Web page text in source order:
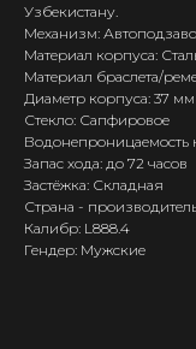
Узбекистану.
Механизм:
Материал корпуса:
Материал браслета/
Диаметр корпуса: 37 мм
Стекло: Сапфировое
Водонепроницаемость
Запас хода: до 72 часов
Застёжка: Складная
Страна -
Калибр: L888.4
Гендер: Мужские